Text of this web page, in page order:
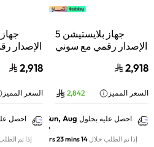
جهاز بلايستيشن 5
الإصدار رقمي مع سوني
2,918
السعر المميز 2,842
احصل عليه بحلول Sun, Aug
9
إذا تم الطلب خلال14 hrs 23 mins
الإصدار
2,918
السعر المميز
احصل
إذا تم